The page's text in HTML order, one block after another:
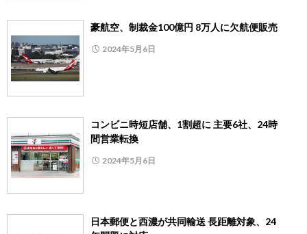
豪航空、制裁金100億円 8万人に欠航便販売
2024年5月6日
コンビニ時短店舗、1割超に 主要6社、24時
間営業転換
2024年5月6日
日本郵便と西濃が共同輸送 長距離対象、24